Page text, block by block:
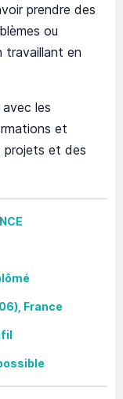
prendre des
ou
travaillant en
les
et
projets et des
France